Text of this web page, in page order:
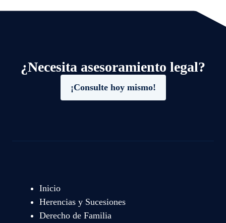
¿Necesita asesoramiento legal?
¡Consulte hoy mismo!
Inicio
Herencias y Sucesiones
Derecho de Familia